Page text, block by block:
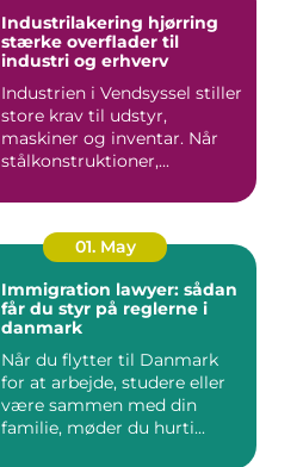
Industrilakering hjørring
stærke overflader til
industri og erhverv
Industrien i Vendsyssel stiller
store krav til udstyr,
maskiner og inventar. Når
stålkonstruktioner,...
01. May
Immigration lawyer: sådan
får du styr på reglerne i
danmark
Når du flytter til Danmark
for at arbejde, studere eller
være sammen med din
familie, møder du hurti...